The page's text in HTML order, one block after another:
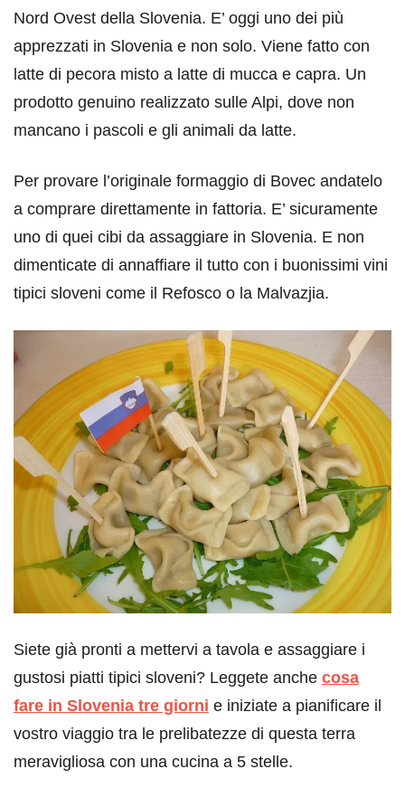
Nord Ovest della Slovenia. E’ oggi uno dei più
apprezzati in Slovenia e non solo. Viene fatto con
latte di pecora misto a latte di mucca e capra. Un
prodotto genuino realizzato sulle Alpi, dove non
mancano i pascoli e gli animali da latte.
Per provare l’originale formaggio di Bovec andatelo
a comprare direttamente in fattoria. E’ sicuramente
uno di quei cibi da assaggiare in Slovenia. E non
dimenticate di annaffiare il tutto con i buonissimi vini
tipici sloveni come il Refosco o la Malvazjia.
Siete già pronti a mettervi a tavola e assaggiare i
gustosi piatti tipici sloveni? Leggete anche cosa
fare in Slovenia tre giorni e iniziate a pianificare il
vostro viaggio tra le prelibatezze di questa terra
meravigliosa con una cucina a 5 stelle.